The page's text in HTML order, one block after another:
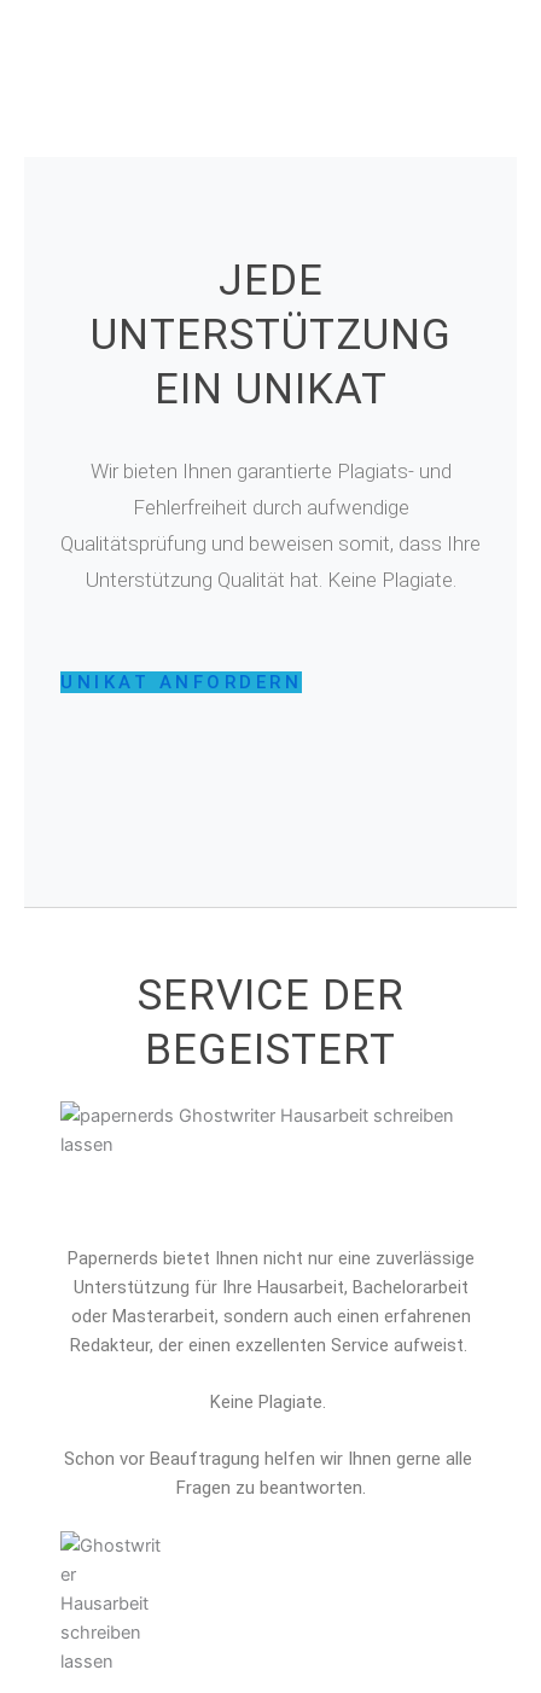
JEDE
UNTERSTÜTZUNG
EIN UNIKAT
Wir bieten Ihnen garantierte Plagiats- und
Fehlerfreiheit durch aufwendige
Qualitätsprüfung und beweisen somit, dass Ihre
Unterstützung Qualität hat. Keine Plagiate.
UNIKAT ANFORDERN
SERVICE DER
BEGEISTERT
Papernerds bietet Ihnen nicht nur eine zuverlässige
Unterstützung für Ihre Hausarbeit, Bachelorarbeit
oder Masterarbeit, sondern auch einen erfahrenen
Redakteur, der einen exzellenten Service aufweist.
Keine Plagiate.
Schon vor Beauftragung helfen wir Ihnen gerne alle
Fragen zu beantworten.